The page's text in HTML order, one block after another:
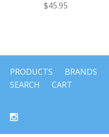
$45.95
PRODUCTS BRANDS
SEARCH
CART